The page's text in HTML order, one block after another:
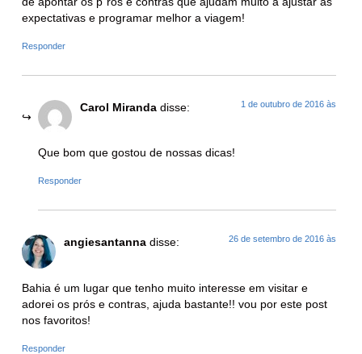
expectativas e programar melhor a viagem!
Responder
Carol Miranda disse: 1 de outubro de 2016 às
Que bom que gostou de nossas dicas!
Responder
angiesantanna disse: 26 de setembro de 2016 às
Bahia é um lugar que tenho muito interesse em visitar e
adorei os prós e contras, ajuda bastante!! vou por este post
nos favoritos!
Responder